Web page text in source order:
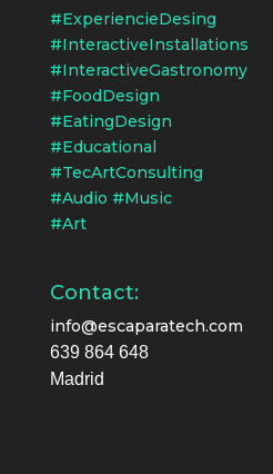
#ExperiencieDesing
#InteractiveInstallations
#InteractiveGastronomy
#FoodDesign
#EatingDesign
#Educational
#TecArtConsulting
#Audio #Music
#Art
Contact:
info@escaparatech.com
639 864 648
Madrid